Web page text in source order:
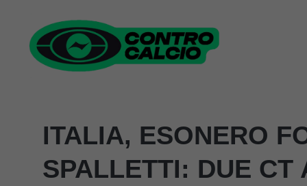
contenuto
ITALIA, ESONERO
SPALLETTI: DUE CT